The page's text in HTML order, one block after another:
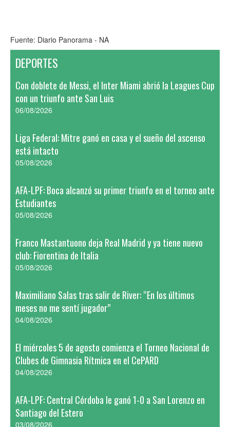
Fuente: Diario Panorama - NA
DEPORTES
Con doblete de Messi, el Inter Miami abrió la Leagues Cup
con un triunfo ante San Luis
06/08/2026
Liga Federal: Mitre ganó en casa y el sueño del ascenso
está intacto
05/08/2026
AFA-LPF: Boca alcanzó su primer triunfo en el torneo ante
Estudiantes
05/08/2026
Franco Mastantuono deja Real Madrid y ya tiene nuevo
club: Fiorentina de Italia
05/08/2026
Maximiliano Salas tras salir de River: “En los últimos
meses no me sentí jugador”
04/08/2026
El miércoles 5 de agosto comienza el Torneo Nacional de
Clubes de Gimnasia Rítmica en el CePARD
04/08/2026
AFA-LPF: Central Córdoba le ganó 1-0 a San Lorenzo en
Santiago del Estero
03/08/2026